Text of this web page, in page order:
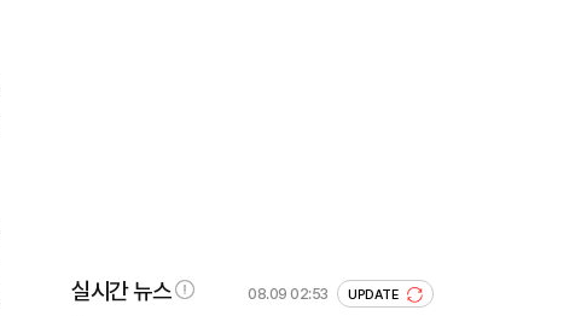
실시간 뉴스 08.09 02:53 UPDATE